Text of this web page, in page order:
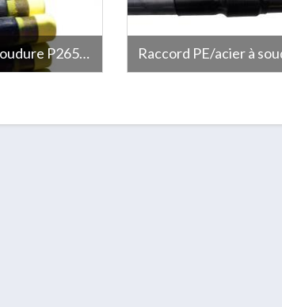
Tube sans soudure P265GH revêtu PE
1,8 mm
Raccord PE/acier à